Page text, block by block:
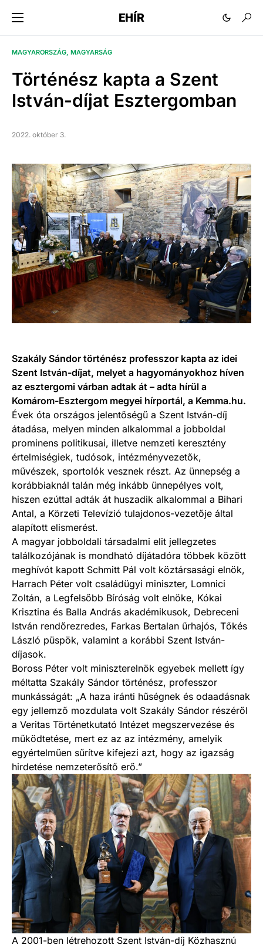
EHÍR
MAGYARORSZÁG MAGYARSÁG
Történész kapta a Szent
István-díjat Esztergomban
2022. október 3.
Szakály Sándor történész professzor kapta az idei
Szent István-díjat, melyet a hagyományokhoz híven
az esztergomi várban adtak át – adta hírül a
Komárom-Esztergom megyei hírportál, a Kemma.hu.
Évek óta országos jelentőségű a Szent István-díj
átadása, melyen minden alkalommal a jobboldal
prominens politikusai, illetve nemzeti keresztény
értelmiségiek, tudósok, intézményvezetők,
művészek, sportolók vesznek részt. Az ünnepség a
korábbiaknál talán még inkább ünnepélyes volt,
hiszen ezúttal adták át huszadik alkalommal a Bihari
Antal, a Körzeti Televízió tulajdonos-vezetője által
alapított elismerést.
A magyar jobboldali társadalmi elit jellegzetes
találkozójának is mondható díjátadóra többek között
meghívót kapott Schmitt Pál volt köztársasági elnök,
Harrach Péter volt családügyi miniszter, Lomnici
Zoltán, a Legfelsőbb Bíróság volt elnöke, Kókai
Krisztina és Balla András akadémikusok, Debreceni
István rendőrezredes, Farkas Bertalan űrhajós, Tőkés
László püspök, valamint a korábbi Szent István-
díjasok.
Boross Péter volt miniszterelnök egyebek mellett így
méltatta Szakály Sándor történész, professzor
munkásságát: „A haza iránti hűségnek és odaadásnak
egy jellemző mozdulata volt Szakály Sándor részéről
a Veritas Történetkutató Intézet megszervezése és
működtetése, mert ez az az intézmény, amelyik
egyértelműen sűrítve kifejezi azt, hogy az igazság
hirdetése nemzeterősítő erő.”
A 2001-ben létrehozott Szent István-díj Közhasznú